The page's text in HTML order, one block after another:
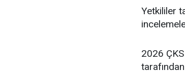
Yetkililer
2026